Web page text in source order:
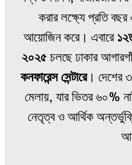
করার লক্ষ্যে প্রতি
আয়োজিন করে। এবারে
২০২৫চলছে ঢাকার
কনফারেন্স সেন্টারে। দেশের
মেলায়, যার ভিতর ৬০%
নেতৃত্ব ও আর্থিক